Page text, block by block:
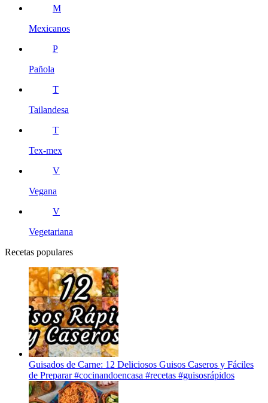
M
Mexicanos
P
Pañola
T
Tailandesa
T
Tex-mex
V
Vegana
V
Vegetariana
Recetas populares
Guisados de Carne: 12 Deliciosos Guisos Caseros y Fáciles
de Preparar #cocinandoencasa #recetas #guisosrápidos